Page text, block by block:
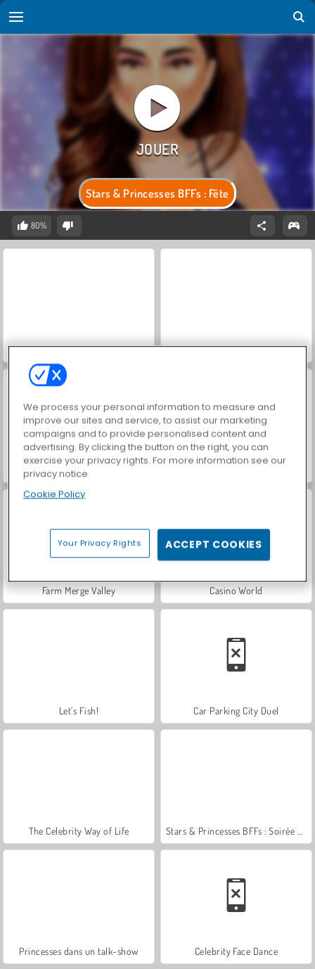
Stars & Princesses BFFs : Fête
80%
ASMR Makeover & Makeup Studio VegaMix Da Vinci Puzzles
Hidden Object: Street of Secrets
Farm Merge Valley Casino World
Let's Fish! Car Parking City Duel
The Celebrity Way of Life
Princesses dans un talk-show Celebrity Face Dance
We process your personal information to measure and
improve our sites and service, to assist our marketing
campaigns and to provide personalised content and
advertising. By clicking the button on the right, you can
exercise your privacy rights. For more information see our
privacy notice
Cookie Policy
Your Privacy Rights ACCEPT COOKIES